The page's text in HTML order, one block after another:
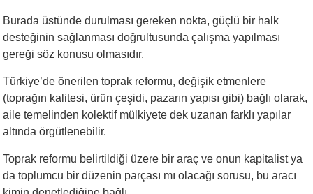
Burada üstünde durulması gereken nokta, güçlü bir halk
desteğinin sağlanması doğrultusunda çalışma yapılması
gereği söz konusu olmasıdır.
Türkiye’de önerilen toprak reformu, değişik etmenlere
(toprağın kalitesi, ürün çeşidi, pazarın yapısı gibi) bağlı olarak,
aile temelinden kolektif mülkiyete dek uzanan farklı yapılar
altında örgütlenebilir.
Toprak reformu belirtildiği üzere bir araç ve onun kapitalist ya
da toplumcu bir düzenin parçası mı olacağı sorusu, bu aracı